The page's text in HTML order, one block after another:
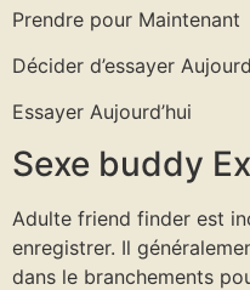
Prendre pour Maintenant
Décider d’essayer
Essayer Aujourd’hui
Sexe buddy
Adulte friend finder est
enregistrer. Il
dans le branchements